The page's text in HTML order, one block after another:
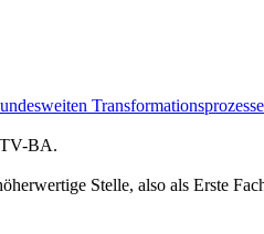
TV-BA.
Stelle, also als Erste